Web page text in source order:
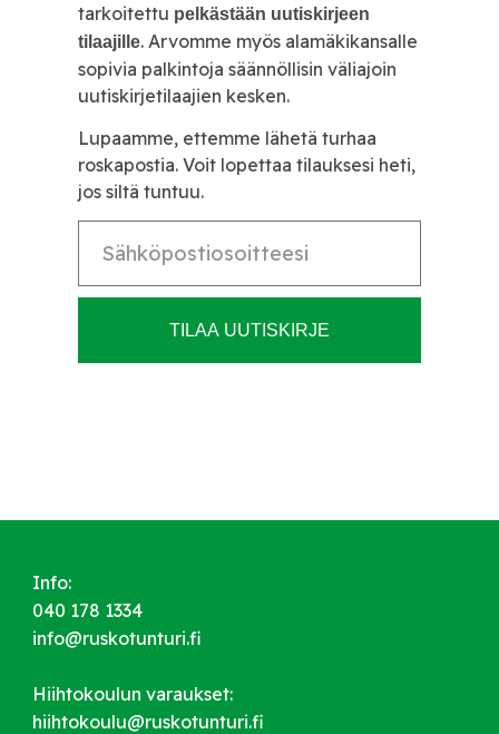
tarkoitettu pelkästään uutiskirjeen
tilaajille. Arvomme myös alamäkikansalle
sopivia palkintoja säännöllisin väliajoin
uutiskirjetilaajien kesken.
Lupaamme, ettemme lähetä turhaa
roskapostia. Voit lopettaa tilauksesi heti,
jos siltä tuntuu.
TILAA UUTISKIRJE
Info:
040 178 1334
info@ruskotunturi.fi
Hiihtokoulun varaukset:
hiihtokoulu@ruskotunturi.fi